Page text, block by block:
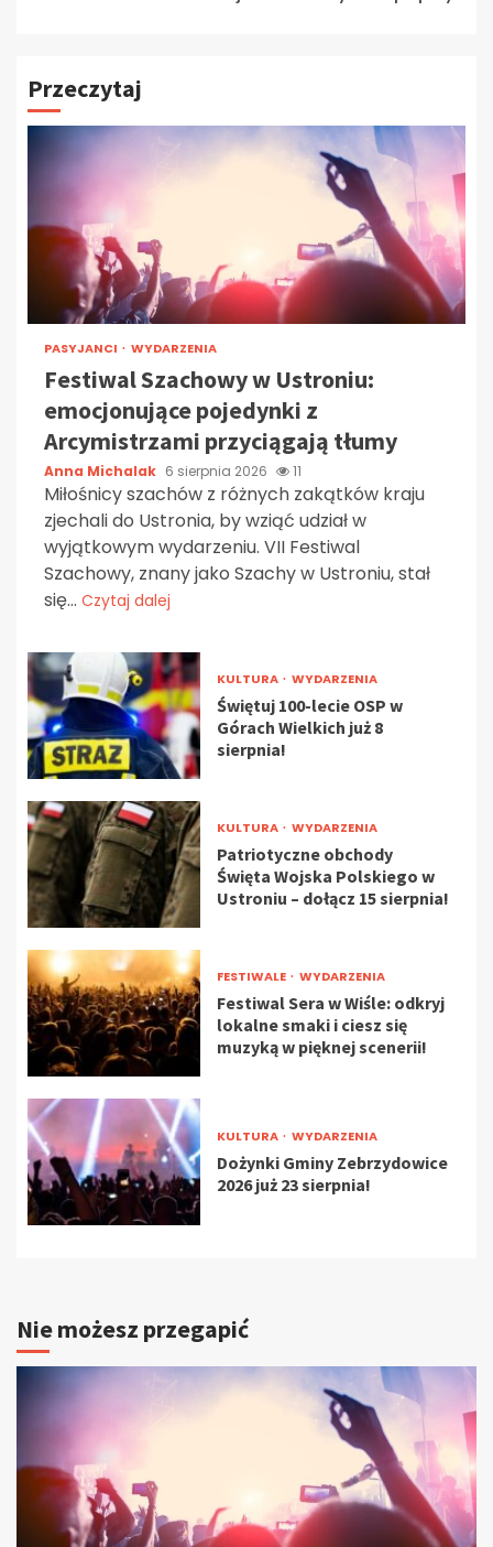
Przeczytaj
PASYJANCI WYDARZENIA
Festiwal Szachowy w Ustroniu:
emocjonujące pojedynki z
Arcymistrzami przyciągają tłumy
Anna Michalak 6 sierpnia 2026 11
Miłośnicy szachów z różnych zakątków kraju
zjechali do Ustronia, by wziąć udział w
wyjątkowym wydarzeniu. VII Festiwal
Szachowy, znany jako Szachy w Ustroniu, stał
się... Czytaj dalej
KULTURA WYDARZENIA
Świętuj 100-lecie OSP w
Górach Wielkich już 8
sierpnia!
KULTURA WYDARZENIA
Patriotyczne obchody
Święta Wojska Polskiego w
Ustroniu – dołącz 15 sierpnia!
FESTIWALE WYDARZENIA
Festiwal Sera w Wiśle: odkryj
lokalne smaki i ciesz się
muzyką w pięknej scenerii!
KULTURA WYDARZENIA
Dożynki Gminy Zebrzydowice
2026 już 23 sierpnia!
Nie możesz przegapić